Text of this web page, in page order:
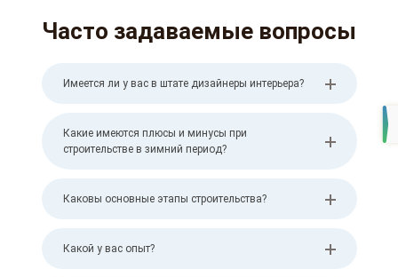
Часто задаваемые вопросы
Имеется ли у вас в штате дизайнеры интерьера?
Какие имеются плюсы и минусы при
строительстве в зимний период?
Каковы основные этапы строительства?
Какой у вас опыт?